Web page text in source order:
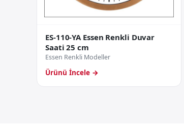
ES-110-YA Essen Renkli Duvar
Saati 25 cm
Essen Renkli Modeller
Ürünü İncele →